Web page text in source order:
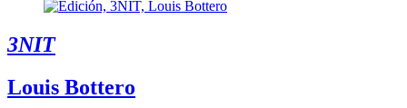
3NIT
Louis Bottero